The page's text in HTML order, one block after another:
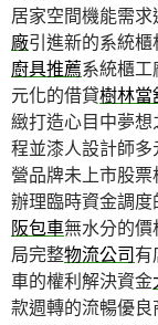
居家空間機能需
廠引進新的系統
廚具推薦系統櫃
元化的借貸樹林當
緻打造心目中夢想
程並漆人設計師
營品牌未上市股
辦理臨時資金調
阪包車無水分的價
局完整物流公司有
車的權利解決資金
款週轉的流暢優